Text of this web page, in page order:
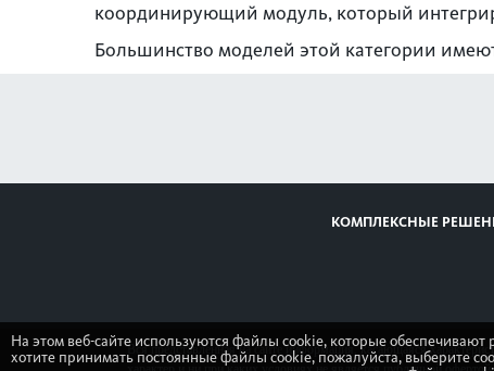
координирующий модуль, который
Большинство моделей этой категории
КОМПЛЕКСНЫЕ
Вся представленная на сайте информация, касающаяся
На этом веб-сайте используются файлы cookie, которые
хотите принимать постоянные файлы cookie, пожалуйста, выберите